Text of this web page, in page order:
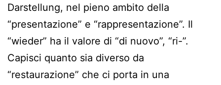
Darstellung, nel pieno ambito della
“presentazione” e “rappresentazione”. Il
“wieder” ha il valore di “di nuovo”, “ri-”.
Capisci quanto sia diverso da
“restaurazione” che ci porta in una